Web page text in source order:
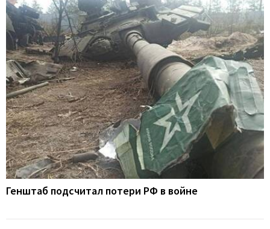
Генштаб подсчитал потери РФ в войне